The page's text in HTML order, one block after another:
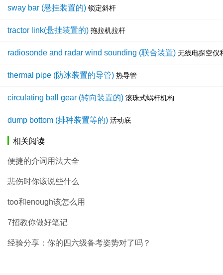
sway bar (悬挂装置的) 锁定斜杆
tractor link(悬挂装置的) 拖拉机拉杆
radiosonde and radar wind sounding (联合装置) 无线电探空仪
thermal pipe (防冰装置的导管) 热导管
circulating ball gear (转向装置的) 滚珠式蜗杆机构
dump bottom (排种装置等的) 活动底
相关阅读
便捷的介词用法大全
悲伤时你该说些什么
too和enough该怎么用
7招教你做好笔记
经验分享：你的四六级备考姿势对了吗？